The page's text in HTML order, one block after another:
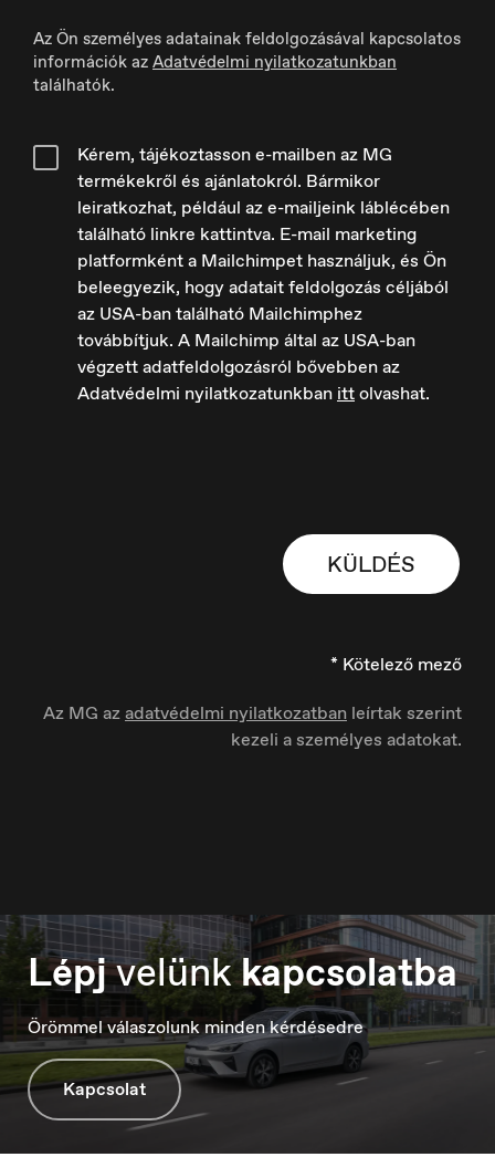
España
Español
Europe
English
France
Italia
Italiano
Luxembourg
Français
Az Ön személyes adatainak feldolgozásával kapcsolatos
információk az Adatvédelmi nyilatkozatunkban
találhatók.
Kérem, tájékoztasson e-mailben az MG
termékekről és ajánlatokról. Bármikor
leiratkozhat, például az e-mailjeink láblécében
található linkre kattintva. E-mail marketing
platformként a Mailchimpet használjuk, és Ön
beleegyezik, hogy adatait feldolgozás céljából
az USA-ban található Mailchimphez
továbbítjuk. A Mailchimp által az USA-ban
végzett adatfeldolgozásról bővebben az
Adatvédelmi nyilatkozatunkban ittolvashat.
KÜLDÉS
* Kötelező mező
Az MG azadatvédelmi nyilatkozatban leírtak szerint
kezeli a személyes adatokat.
Lépjvelünkkapcsolatba
Örömmel válaszolunk minden kérdésedre
Kapcsolat